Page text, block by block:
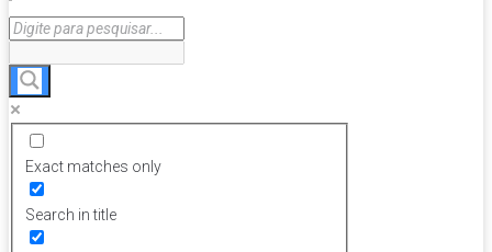
Exact matches only
Search in title